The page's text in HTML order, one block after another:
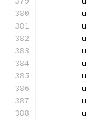
        u
        u
        u
        u
        u
        u
        u
        u
        u